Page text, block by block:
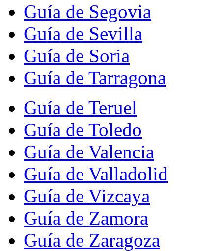
Guía de Segovia
Guía de Sevilla
Guía de Soria
Guía de Tarragona
Guía de Teruel
Guía de Toledo
Guía de Valencia
Guía de Valladolid
Guía de Vizcaya
Guía de Zamora
Guía de Zaragoza